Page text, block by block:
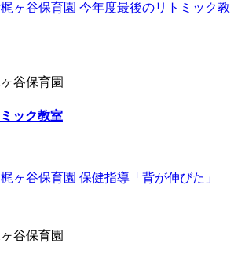
谷保育園
ック教室
谷保育園